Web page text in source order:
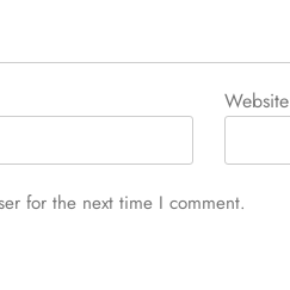
Website
for the next time I comment.